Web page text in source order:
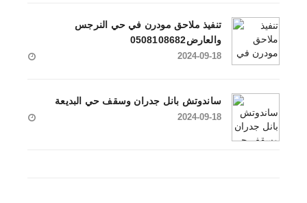
تنفيذ ملاحق مودرن في حي النرجس
والعارض0508108682
2024-09-18
ساندوتش بانل جدران وسقف حي البديعة
2024-09-18